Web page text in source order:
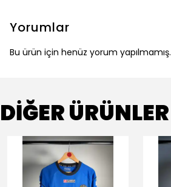
Yorumlar
Bu ürün için henüz yorum yapılmamış.
DİĞER ÜRÜNLER